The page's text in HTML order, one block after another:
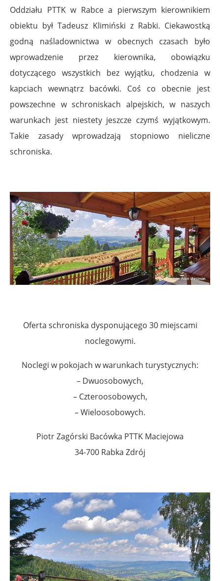
Oddziału PTTK w Rabce a pierwszym kierownikiem
obiektu był Tadeusz Klimiński z Rabki. Ciekawostką
godną naśladownictwa w obecnych czasach było
wprowadzenie przez kierownika, obowiązku
dotyczącego wszystkich bez wyjątku, chodzenia w
kapciach wewnątrz bacówki. Coś co obecnie jest
powszechne w schroniskach alpejskich, w naszych
warunkach jest niestety jeszcze czymś wyjątkowym.
Takie zasady wprowadzają stopniowo nieliczne
schroniska.
Oferta schroniska dysponującego 30 miejscami
noclegowymi.
Noclegi w pokojach w warunkach turystycznych:
– Dwuosobowych,
– Czteroosobowych,
– Wieloosobowych.
Piotr Zagórski Bacówka PTTK Maciejowa
34-700 Rabka Zdrój